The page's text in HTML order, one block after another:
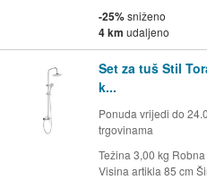
-25%sniženo
4 km udaljeno
Set za tuš Stil
k...
Ponuda vrijedi do
trgovinama
Težina 3,00 kg
Visina artikla 85 cm